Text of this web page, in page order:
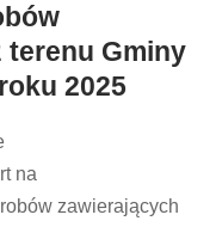
terenu Gminy
2025
na
zawierających